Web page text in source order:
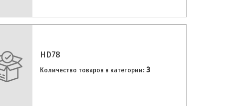
HD78
Количество товаров в категории:3